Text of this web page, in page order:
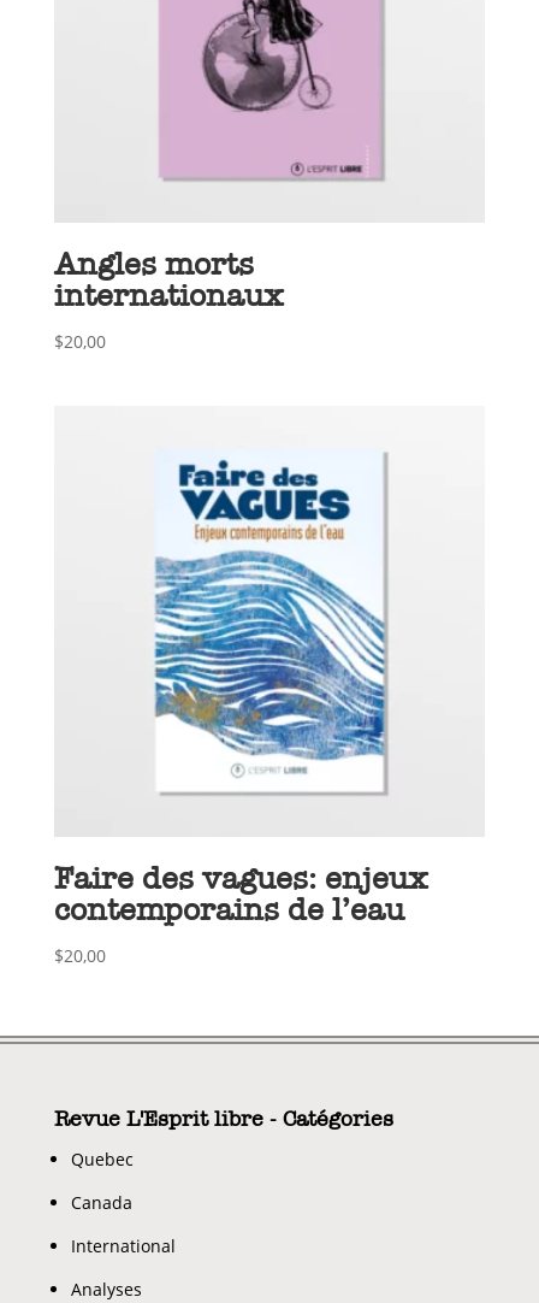
Angles morts
internationaux
$20,00
Faire des vagues: enjeux
contemporains de l’eau
$20,00
Revue L'Esprit libre - Catégories
Quebec
Canada
International
Analyses